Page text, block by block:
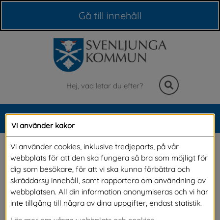
Gå till innehåll
Sök
Meny
Inventering av hasselmus
Hasselmusen är en liten nattaktiv mus som
lever i låg och tät buskvegetation. Den bygger
små bon av gräs. Hasselmusen har ett högt
Vi använder kakor
Vi använder cookies, inklusive tredjeparts, på vår
webbplats för att den ska fungera så bra som möjligt för
dig som besökare, för att vi ska kunna förbättra och
skräddarsy innehåll, samt rapportera om användning av
webbplatsen. All din information anonymiseras och vi har
inte tillgång till några av dina uppgifter, endast statistik.